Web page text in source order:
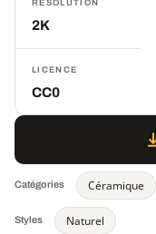
RÉSOLUTION
2K
LICENCE
CC0
Catégories Céramique
Styles Naturel